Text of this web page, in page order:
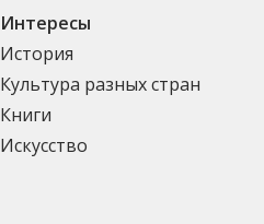
Интересы
История
Культура разных стран
Книги
Искусство